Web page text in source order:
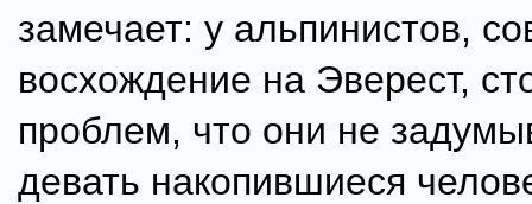
замечает: у альпинистов,
восхождение на Эверест,
проблем, что они не
девать накопившиеся